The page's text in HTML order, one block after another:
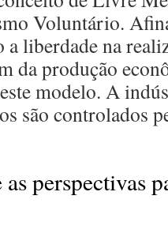
Voluntário.
liberdade na
da produção
modelo. A
são controlados
perspectivas